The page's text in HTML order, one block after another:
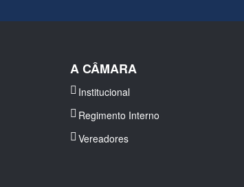
A CÂMARA
Institucional
Regimento Interno
Vereadores